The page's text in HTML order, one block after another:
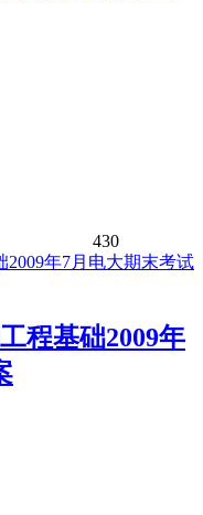
430
程基础2009年